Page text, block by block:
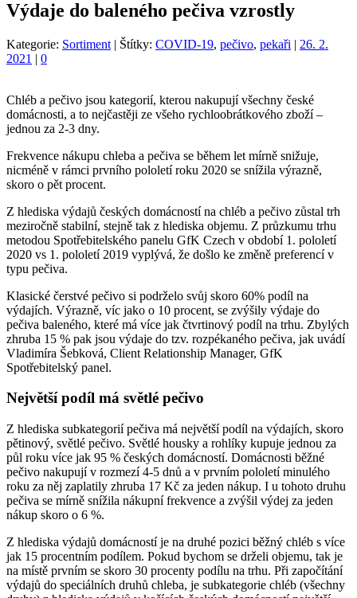
Výdaje do baleného pečiva vzrostly
Kategorie: Sortiment | Štítky: COVID-19, pečivo, pekaři | 26. 2.
2021 | 0
Chléb a pečivo jsou kategorií, kterou nakupují všechny české
domácnosti, a to nejčastěji ze všeho rychloobrátkového zboží –
jednou za 2-3 dny.
Frekvence nákupu chleba a pečiva se během let mírně snižuje,
nicméně v rámci prvního pololetí roku 2020 se snížila výrazně,
skoro o pět procent.
Z hlediska výdajů českých domácností na chléb a pečivo zůstal trh
meziročně stabilní, stejně tak z hlediska objemu. Z průzkumu trhu
metodou Spotřebitelského panelu GfK Czech v období 1. pololetí
2020 vs 1. pololetí 2019 vyplývá, že došlo ke změně preferencí v
typu pečiva.
Klasické čerstvé pečivo si podrželo svůj skoro 60% podíl na
výdajích. Výrazně, víc jako o 10 procent, se zvýšily výdaje do
pečiva baleného, které má více jak čtvrtinový podíl na trhu. Zbylých
zhruba 15 % pak jsou výdaje do tzv. rozpékaného pečiva, jak uvádí
Vladimíra Šebková, Client Relationship Manager, GfK
Spotřebitelský panel.
Největší podíl má světlé pečivo
Z hlediska subkategorií pečiva má největší podíl na výdajích, skoro
pětinový, světlé pečivo. Světlé housky a rohlíky kupuje jednou za
půl roku více jak 95 % českých domácností. Domácnosti běžné
pečivo nakupují v rozmezí 4-5 dnů a v prvním pololetí minulého
roku za něj zaplatily zhruba 17 Kč za jeden nákup. I u tohoto druhu
pečiva se mírně snížila nákupní frekvence a zvýšil výdej za jeden
nákup skoro o 6 %.
Z hlediska výdajů domácností je na druhé pozici běžný chléb s více
jak 15 procentním podílem. Pokud bychom se drželi objemu, tak je
na místě prvním se skoro 30 procenty podílu na trhu. Při započítání
výdajů do speciálních druhů chleba, je subkategorie chléb (všechny